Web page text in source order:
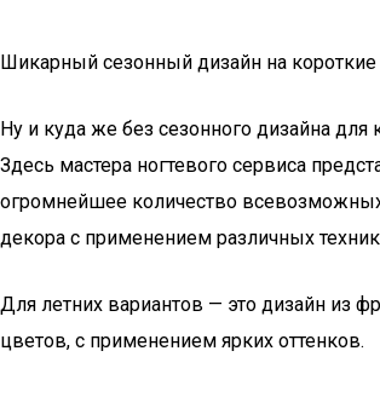
Шикарный сезонный дизайн на короткие
Ну и куда же без сезонного дизайна для
Здесь мастера ногтевого сервиса
огромнейшее количество
декора с применением различных
Для летних вариантов — это дизайн из
цветов, с применением ярких оттенков.